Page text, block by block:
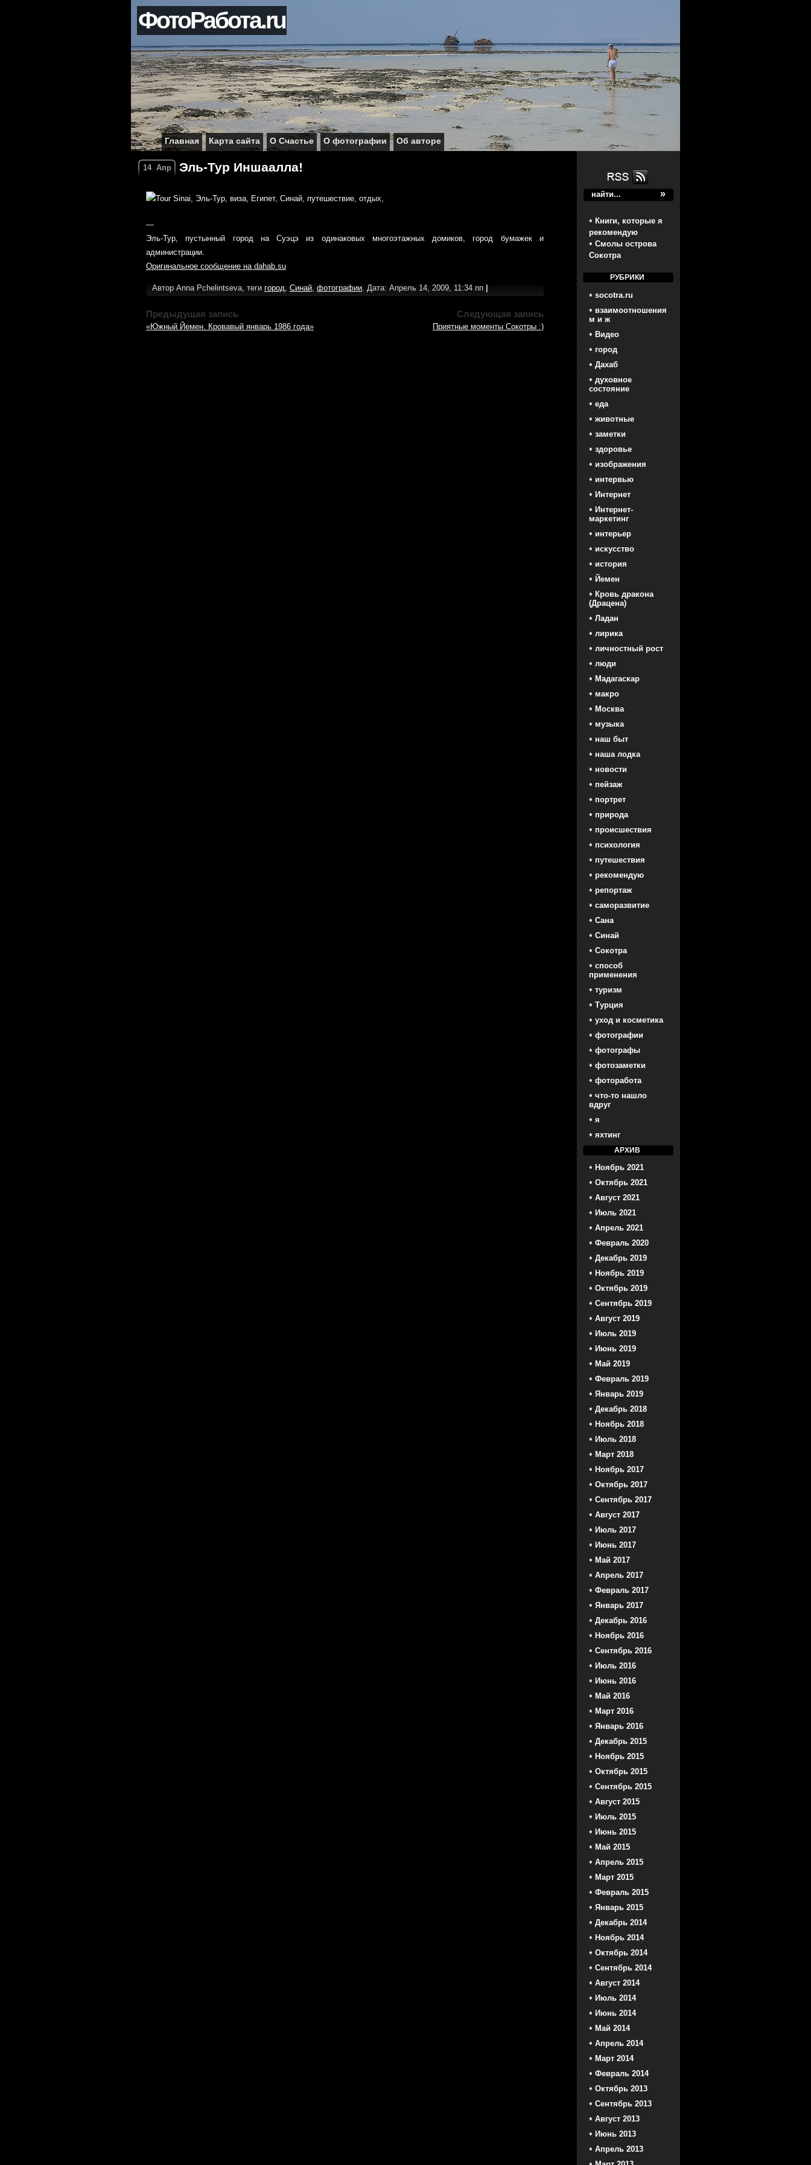
ФотоРабота.ru
Главная Карта сайта О Счастье О фотографии Об авторе
Книги, которые я
рекомендую
Смолы острова
Сокотра
РУБРИКИ
socotra.ru
взаимоотношения
м и ж
Видео
город
Дахаб
духовное
состояние
еда
животные
заметки
здоровье
изображения
интервью
Интернет
Интернет-
маркетинг
интерьер
искусство
история
Йемен
Кровь дракона
(Драцена)
Ладан
лирика
личностный рост
люди
Мадагаскар
макро
Москва
музыка
наш быт
наша лодка
новости
пейзаж
портрет
природа
происшествия
психология
путешествия
рекомендую
репортаж
саморазвитие
Сана
Синай
Сокотра
способ
применения
туризм
Турция
уход и косметика
фотографии
фотографы
фотозаметки
фоторабота
что-то нашло
вдруг
я
яхтинг
АРХИВ
Ноябрь 2021
Октябрь 2021
Август 2021
Июль 2021
Апрель 2021
Февраль 2020
Декабрь 2019
Ноябрь 2019
Октябрь 2019
Сентябрь 2019
Август 2019
Июль 2019
Июнь 2019
Май 2019
Февраль 2019
Январь 2019
Декабрь 2018
Ноябрь 2018
Июль 2018
Март 2018
Ноябрь 2017
Октябрь 2017
Сентябрь 2017
Август 2017
Июль 2017
Июнь 2017
Май 2017
Апрель 2017
Февраль 2017
Январь 2017
Декабрь 2016
Ноябрь 2016
Сентябрь 2016
Июль 2016
Июнь 2016
Май 2016
Март 2016
Январь 2016
Декабрь 2015
Ноябрь 2015
Октябрь 2015
Сентябрь 2015
Август 2015
Июль 2015
Июнь 2015
Май 2015
Апрель 2015
Март 2015
Февраль 2015
Январь 2015
Декабрь 2014
Ноябрь 2014
Октябрь 2014
Сентябрь 2014
Август 2014
Июль 2014
Июнь 2014
Май 2014
Апрель 2014
Март 2014
Февраль 2014
Октябрь 2013
Сентябрь 2013
Август 2013
Июнь 2013
Апрель 2013
14 Апр Эль-Тур Иншаалла!
—
Эль-Тур, пустынный город на Суэцэ из одинаковых многоэтажных домиков, город бумажек и
администрации.
Оригинальное сообщение на dahab.su
Автор Anna Pchelintseva, теги город, Синай, фотографии. Дата: Апрель 14, 2009, 11:34 пп
Предыдущая запись
«Южный Йемен. Кровавый январь 1986 года»
Следующая запись
Приятные моменты Сокотры :)